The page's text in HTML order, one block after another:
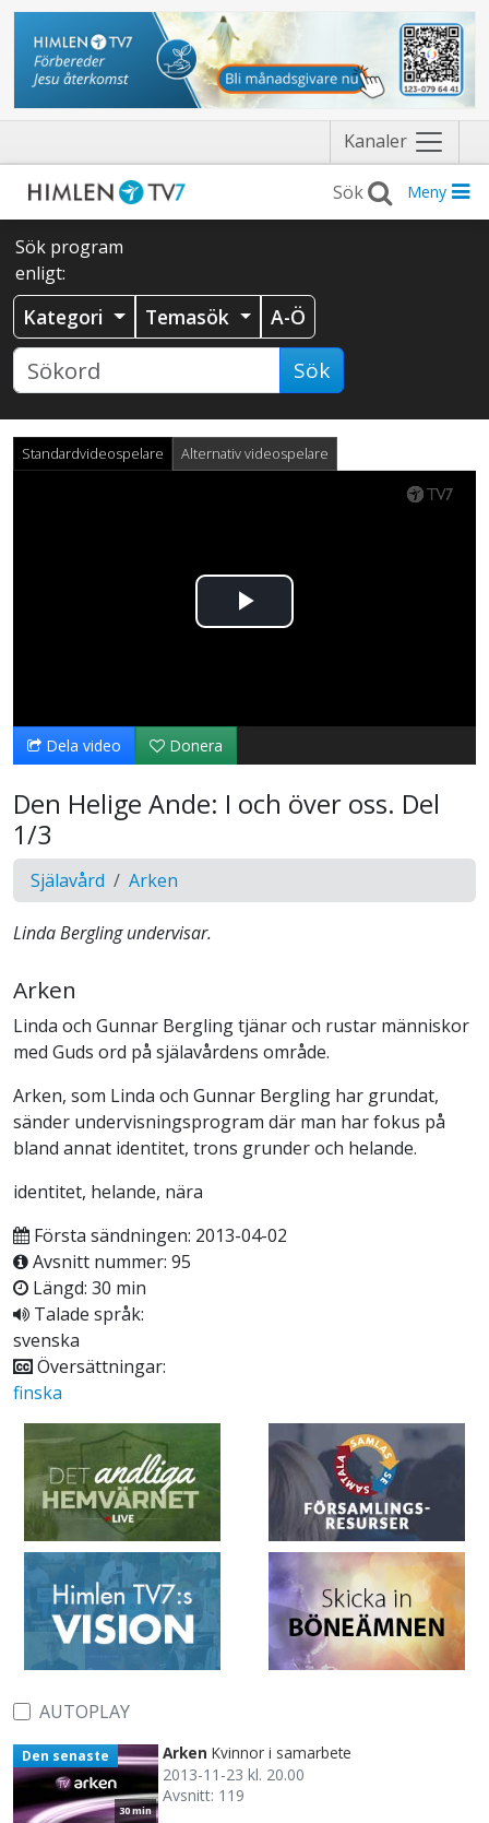
Kanaler Näytä
valikko
Meny
Sök program
enligt:
Kategori Temasök A-Ö
Sök
Standardvideospelare Alternativ videospelare
Spela
video
Dela video Donera
Den Helige Ande: I och över oss. Del
1/3
Själavård Arken
Linda Bergling undervisar.
Arken
Linda och Gunnar Bergling tjänar och rustar människor
med Guds ord på själavårdens område.
Arken, som Linda och Gunnar Bergling har grundat,
sänder undervisningsprogram där man har fokus på
bland annat identitet, trons grunder och helande.
identitet, helande, nära
Första sändningen: 2013-04-02
Avsnitt nummer: 95
Längd: 30 min
Talade språk:
svenska
Översättningar:
finska
AUTOPLAY
30 min
Den senaste Arken Kvinnor i samarbete
2013-11-23 kl. 20.00
Avsnitt: 119